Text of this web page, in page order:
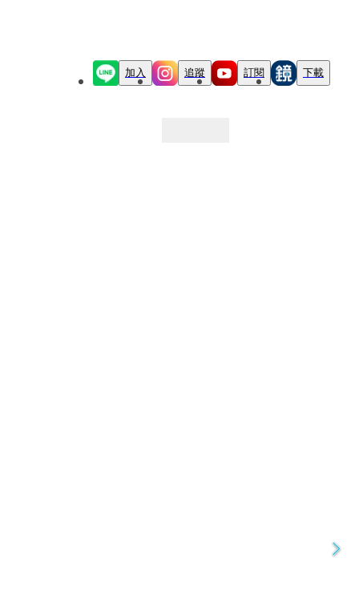
加入 追蹤 訂閱 下載